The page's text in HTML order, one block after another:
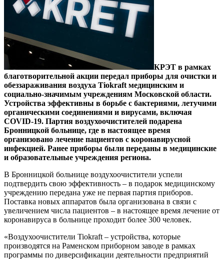
КРЭТ в рамках
благотворительной акции передал приборы для очистки и
обеззараживания воздуха Tiokraft медицинским и
социально-значимым учреждениям Московской области.
Устройства эффективны в борьбе с бактериями, летучими
органическими соединениями и вирусами, включая
COVID-19. Партия воздухоочистителей подарена
Бронницкой больнице, где в настоящее время
организовано лечение пациентов с коронавирусной
инфекцией. Ранее приборы были переданы в медицинские
и образовательные учреждения региона.
В Бронницкой больнице воздухоочистители успели
подтвердить свою эффективность – в подарок медицинскому
учреждению передана уже не первая партия приборов.
Поставка новых аппаратов была организована в связи с
увеличением числа пациентов – в настоящее время лечение от
коронавируса в больнице проходит более 300 человек.
«Воздухоочистители Tiokraft – устройства, которые
производятся на Раменском приборном заводе в рамках
программы по диверсификации деятельности предприятий